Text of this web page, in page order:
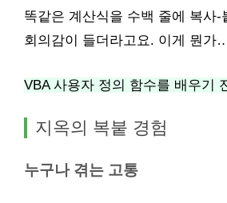
똑같은 계산식을 수백 줄에 복사-
회의감이 들더라고요. 이게 뭔가
VBA 사용자 정의 함수를 배우기
지옥의 복붙 경험
누구나 겪는 고통